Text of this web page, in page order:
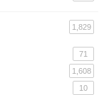
1,829
71
1,608
10